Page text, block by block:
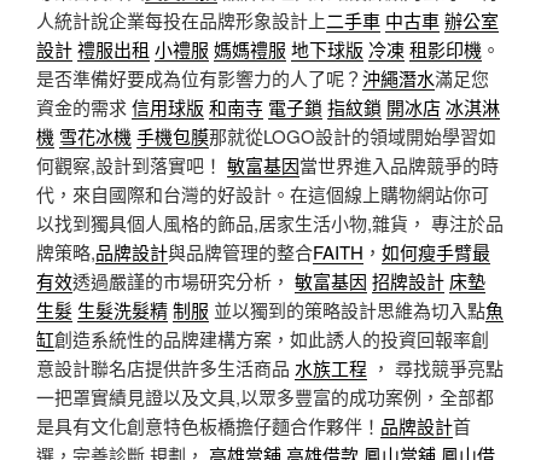
人統計說企業每投在品牌形象設計上二手車 中古車辦公室
設計禮服出租 小禮服 媽媽禮服 地下球版 冷凍租影印機 。
是否準備好要成為位有影響力的人了呢？沖繩潛水滿足您
資金的需求 信用球版 和南寺 電子鎖 指紋鎖 開冰店冰淇淋
機 雪花冰機 手機包膜那就從LOGO設計的領域開始學習如
何觀察,設計到落實吧！ 敏富基因當世界進入品牌競爭的時
代，來自國際和台灣的好設計。在這個線上購物網站你可
以找到獨具個人風格的飾品,居家生活小物,雜貨， 專注於品
牌策略,品牌設計與品牌管理的整合FAITH ， 如何瘦手臂最
有效透過嚴謹的市場研究分析， 敏富基因 招牌設計 床墊
生髮 生髮洗髮精制服 並以獨到的策略設計思維為切入點魚
缸創造系統性的品牌建構方案，如此誘人的投資回報率創
意設計聯名店提供許多生活商品 水族工程 ， 尋找競爭亮點
一把罩實績見證以及文具,以眾多豐富的成功案例，全部都
是具有文化創意特色板橋擔仔麵合作夥伴！ 品牌設計首
選，完善診斷,規劃， 高雄當舖高雄借款 鳳山當舖 鳳山借